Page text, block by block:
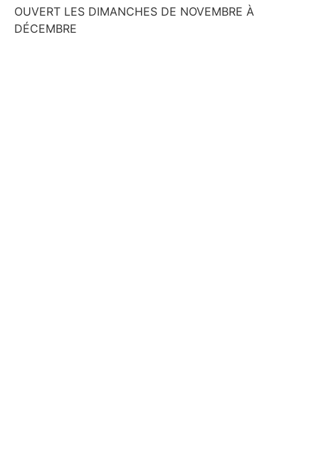
OUVERT LES DIMANCHES DE NOVEMBRE À
DÉCEMBRE